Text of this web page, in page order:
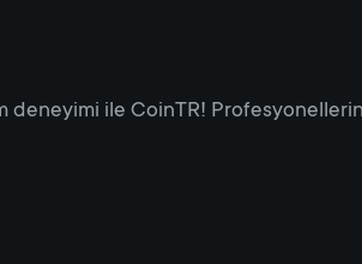
deneyimi ile CoinTR!